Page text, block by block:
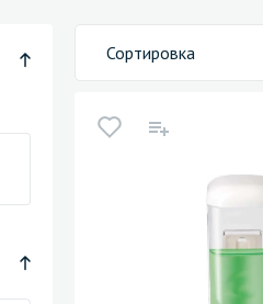
Средства для очистки
поверхностей
Средства для
Средства для
Средства для
Сортировка